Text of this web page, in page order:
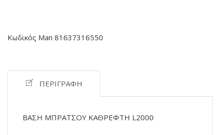
Κωδικός Man 81637316550
ΠΕΡΙΓΡΑΦΉ
ΒΑΣΗ ΜΠΡΑΤΣΟΥ ΚΑΘΡΕΦΤΗ L2000